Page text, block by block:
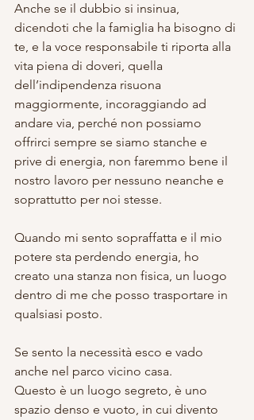
Anche se il dubbio si insinua,
dicendoti che la famiglia ha bisogno di
te, e la voce responsabile ti riporta alla
vita piena di doveri, quella
dell’indipendenza risuona
maggiormente, incoraggiando ad
andare via, perché non possiamo
offrirci sempre se siamo stanche e
prive di energia, non faremmo bene il
nostro lavoro per nessuno neanche e
soprattutto per noi stesse.
Quando mi sento sopraffatta e il mio
potere sta perdendo energia, ho
creato una stanza non fisica, un luogo
dentro di me che posso trasportare in
qualsiasi posto.
Se sento la necessità esco e vado
anche nel parco vicino casa.
Questo è un luogo segreto, è uno
spazio denso e vuoto, in cui divento